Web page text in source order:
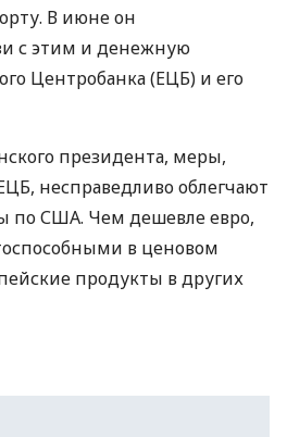
В июне он
с этим и денежную
Центробанка (ЕЦБ) и его
президента, меры,
, несправедливо облегчают
поСША. Чем дешевле евро,
в ценовом
продукты в других